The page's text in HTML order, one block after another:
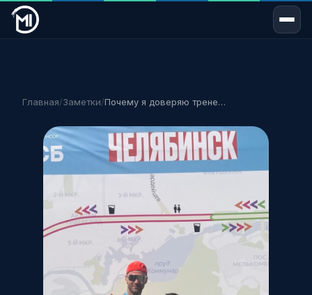
Главная/Заметки/ Почему я доверяю тренеру а не интернету